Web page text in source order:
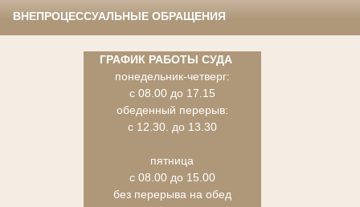
ВНЕПРОЦЕССУАЛЬНЫЕ ОБРАЩЕНИЯ
ГРАФИК РАБОТЫ СУДА
понедельник-четверг:
с 08.00 до 17.15
обеденный перерыв:
с 12.30. до 13.30
пятница
с 08.00 до 15.00
без перерыва на обед